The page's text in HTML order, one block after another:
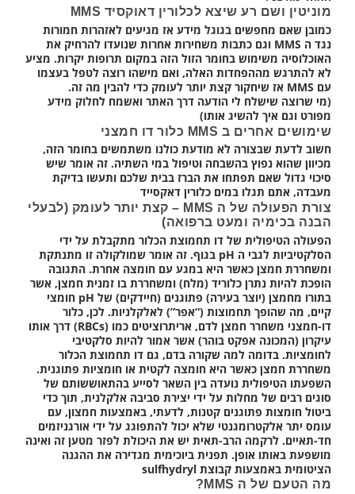
מוניטין ושם רע שיצא לכלורין דאוקסיד MMS
כמובן שאם מחפשים בגוגל מידע אז מגיעים לאזהרות חמורות
נגד ה MMS וגם כתבות משחירות אחרות שנועדו להרחיק את
האוכלוסיה משימוש בחומר הזול הזה במקום תרופות יקרות. מציע
לא להתרגש מההפחדות האלה, ואם מישהו רוצה לטפל בעצמו
עם MMS אז שיחקור קצת יותר לעומק כדי להבין מה זה.
(מי שרוצה שישלח לי הודעה דרך האתר ואשמח לחלוק מידע
מפורט וגם איך להשיג אותו)
שימושים אחרים ב MMS כלור דו חמצני
חשוב לדעת שבצורה לא מודעת כולנו משתמשים בחומר הזה,
מכיוון שהוא נפוץ בהשבחה וטיפול במי השתיה. זה אומר שיש
סיכוי גדול שאם תפתחו את הברז בבית שלכם ותעשו בדיקת
מעבדה, אתם תגלו במים כלורין דאקסייד
צורת הפעולה של ה MMS – קצת יותר לעומק (לבעלי
הבנה בכימיה ומעט ברפואה)
הפעולה הטיפולית של דו תחמוצת הכלור מתקבלת על ידי
הסלקטיביות לגבי ה pH בגוף. זה אומר שמולקולה זו מתנתקת
ומשחררת חמצן כאשר היא במגע עם חומצה אחרת. התגובה
הופכת להיות נתרן כלוריד (מלח) ומשחררת בו זמנית חמצן, אשר
בתורו מחמצן (יוצר בעירה) פתוגנים (חיידקים) של pH חומצי
קיים, מה שהופך תחמוצות (“אפר”) לאלקלניות. לכן, כלור
דו-חמצני משחרר חמצן לדם, אריתרוציטים כמו (RBCs) דרך אותו
עיקרון (המכונה אפקט בוהר) אשר אמור להיות סלקטיבי
לחומציות. בדומה למה שקורה בדם, גם דו תחמוצת הכלור
משחררת חמצן כאשר היא חומצה לקטית או חומציות פתוגנית.
השפעתו הטיפולית נועדה בין השאר לסייע בהתאוששותם של
סוגים רבים של מחלות על ידי יצירת סביבה אלקלנית, תוך כדי
ביטול חומצות פתוגנים קטנות, לדעתי, באמצעות חמצון, עם
עומס יתר אלקטרומגנטי שלא יכול להתפוגג על ידי אורגניזמים
חד-תאיים. לרקמה הרב-תאית יש את היכולת לפזר מטען זה ואינה
מושפעת באותו אופן. תפנית ביוכימית מגדירה את ההגנה
הציטומית באמצעות קבוצת sulfhydryl
מה הטעם של ה MMS?